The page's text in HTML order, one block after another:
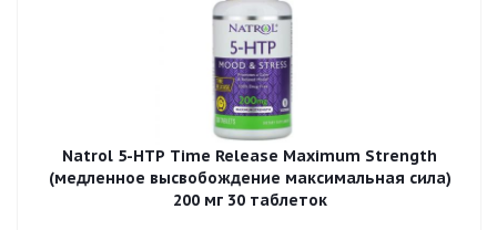
Natrol 5-HTP Time Release Maximum Strength
(медленное высвобождение максимальная сила)
200 мг 30 таблеток